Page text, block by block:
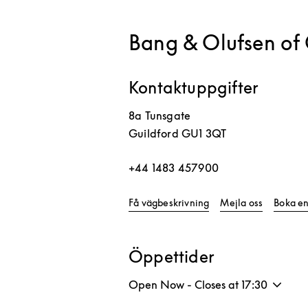
Bang & Olufsen
Kontaktuppgifter
8a Tunsgate
Guildford GU1 3QT
+44 1483 457900
Få vägbeskrivningLink Opens in New Tab
Mejla oss Boka
Öppettider
Open Now - Closes at 17:30